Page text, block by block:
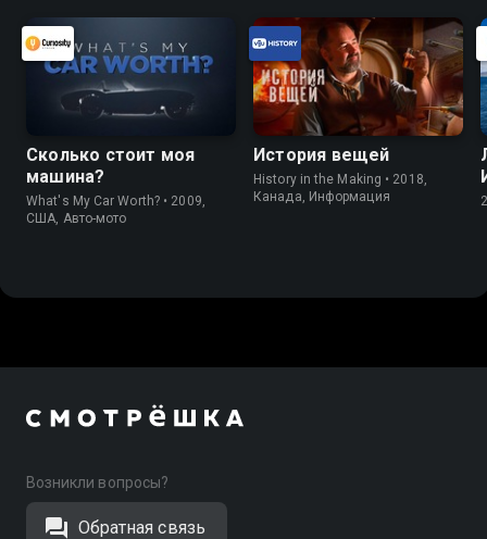
Сколько стоит моя
машина?
What's My Car Worth? • 2009,
США, Авто-мото
История вещей
History in the Making • 2018,
Канада, Информация
Возникли вопросы?
Обратная связь